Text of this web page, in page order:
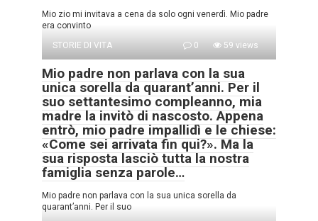
Mio zio mi invitava a cena da solo ogni venerdì. Mio padre
era convinto
STORIE DI VITA
0 59 views
Mio padre non parlava con la sua
unica sorella da quarant’anni. Per il
suo settantesimo compleanno, mia
madre la invitò di nascosto. Appena
entrò, mio padre impallidì e le chiese:
«Come sei arrivata fin qui?». Ma la
sua risposta lasciò tutta la nostra
famiglia senza parole…
Mio padre non parlava con la sua unica sorella da
quarant’anni. Per il suo